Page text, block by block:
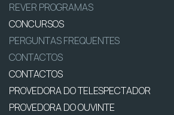
REVER PROGRAMAS
CONCURSOS
PERGUNTAS FREQUENTES
CONTACTOS
CONTACTOS
PROVEDORA DO TELESPECTADOR
PROVEDORA DO OUVINTE